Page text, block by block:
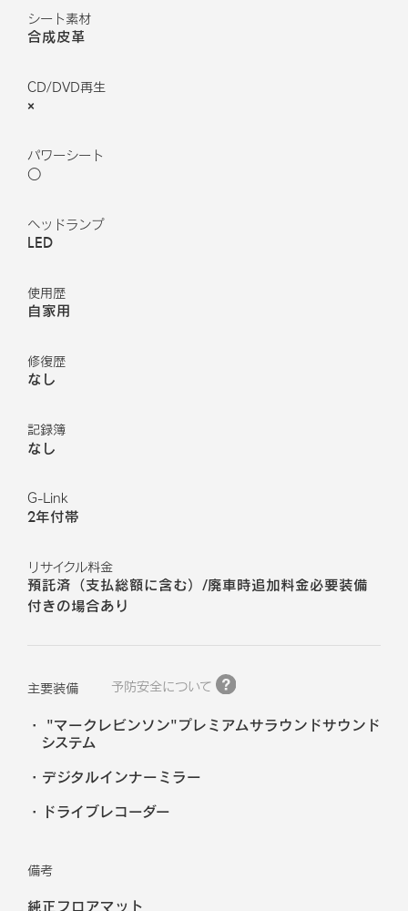
シート素材
合成皮革
CD/DVD再生
×
パワーシート
○
ヘッドランプ
LED
使用歴
自家用
修復歴
なし
記録簿
なし
G-Link
2年付帯
リサイクル料金
預託済（支払総額に含む）/廃車時追加料金必要装備
付きの場合あり
主要装備 予防安全について
"マークレビンソン"プレミアムサラウンドサウンド
システム
デジタルインナーミラー
ドライブレコーダー
備考
純正フロアマット